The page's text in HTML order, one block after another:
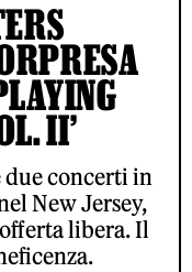
II’
concerti in
New Jersey,
libera. Il